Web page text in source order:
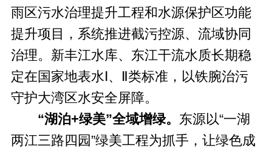
雨区污水治理提升工程和水源保护区功能
提升项目，系统推进截污控源、流域协同
治理。新丰江水库、东江干流水质长期稳
定在国家地表水Ⅰ、Ⅱ类标准，以铁腕治污
守护大湾区水安全屏障。
“湖泊+绿美”全域增绿。 东源以“一湖
两江三路四园”绿美工程为抓手，让绿色成